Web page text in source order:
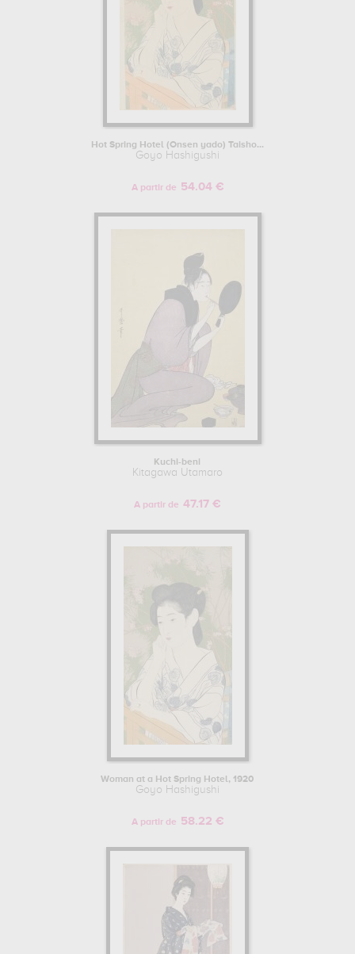
Hot Spring Hotel (Onsen yado) Taisho...
Goyo Hashigushi
A partir de 54.04 €
Kuchi-beni
Kitagawa Utamaro
A partir de 47.17 €
Woman at a Hot Spring Hotel, 1920
Goyo Hashigushi
A partir de 58.22 €